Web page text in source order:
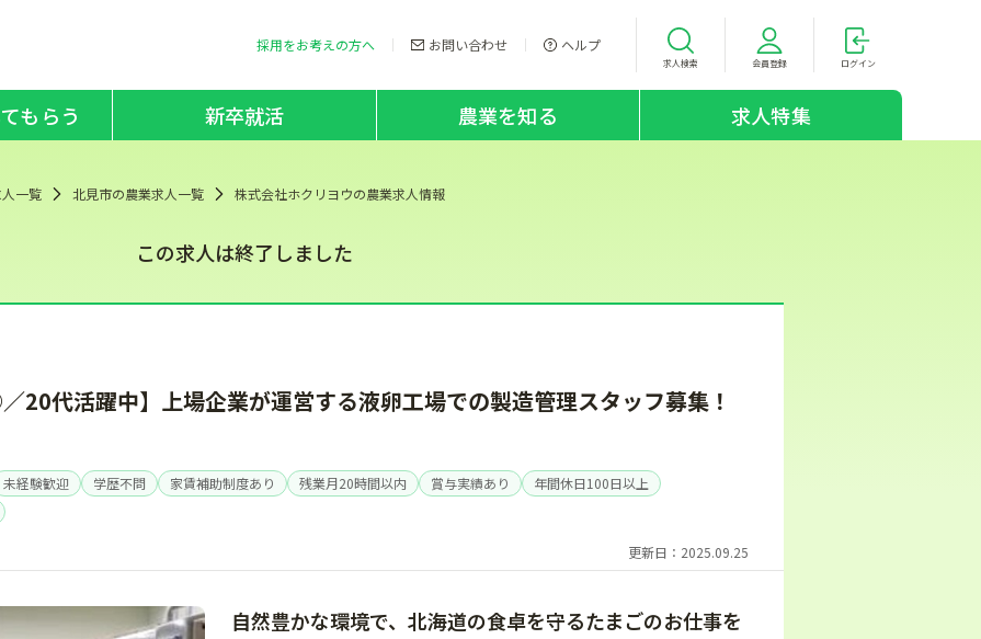
採用をお考えの方へ お問い合わせ ヘルプ
求人検索 会員登録 ログイン
もらう 新卒就活 農業を知る 求人特集
一覧 北見市の農業求人一覧 株式会社ホクリヨウの農業求人情報
この求人は終了しました
20代活躍中】上場企業が運営する液卵工場での製造管理スタッフ募集！
未経験歓迎 学歴不問 家賃補助制度あり 残業月20時間以内 賞与実績あり
年間休日100日以上
更新日：2025.09.25
自然豊かな環境で、北海道の食卓を守るたまごのお仕事を